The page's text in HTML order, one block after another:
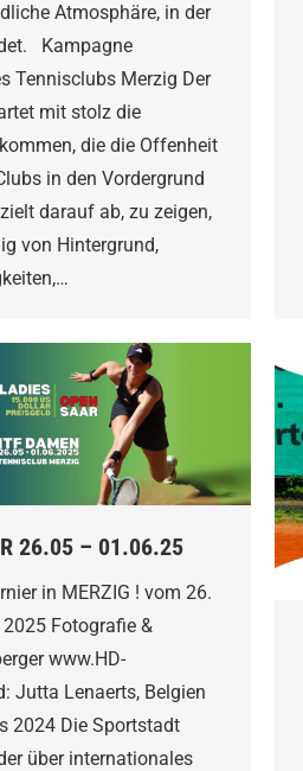
Atmosphäre, in der
Kampagne
Tennisclubs Merzig Der
mit stolz die
die die Offenheit
in den Vordergrund
darauf ab, zu zeigen,
von Hintergrund,
26.05 – 01.06.25
in MERZIG ! vom 26.
Fotografie &
www.HD-
Jutta Lenaerts, Belgien
2024 Die Sportstadt
über internationales